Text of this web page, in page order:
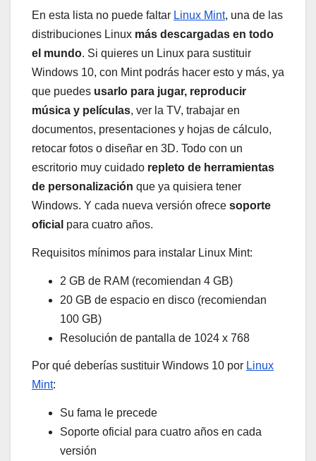
En esta lista no puede faltar Linux Mint, una de las
distribuciones Linux más descargadas en todo
el mundo. Si quieres un Linux para sustituir
Windows 10, con Mint podrás hacer esto y más, ya
que puedes usarlo para jugar, reproducir
música y películas, ver la TV, trabajar en
documentos, presentaciones y hojas de cálculo,
retocar fotos o diseñar en 3D. Todo con un
escritorio muy cuidado repleto de herramientas
de personalización que ya quisiera tener
Windows. Y cada nueva versión ofrece soporte
oficial para cuatro años.
Requisitos mínimos para instalar Linux Mint:
2 GB de RAM (recomiendan 4 GB)
20 GB de espacio en disco (recomiendan
100 GB)
Resolución de pantalla de 1024 x 768
Por qué deberías sustituir Windows 10 por Linux
Mint:
Su fama le precede
Soporte oficial para cuatro años en cada
versión